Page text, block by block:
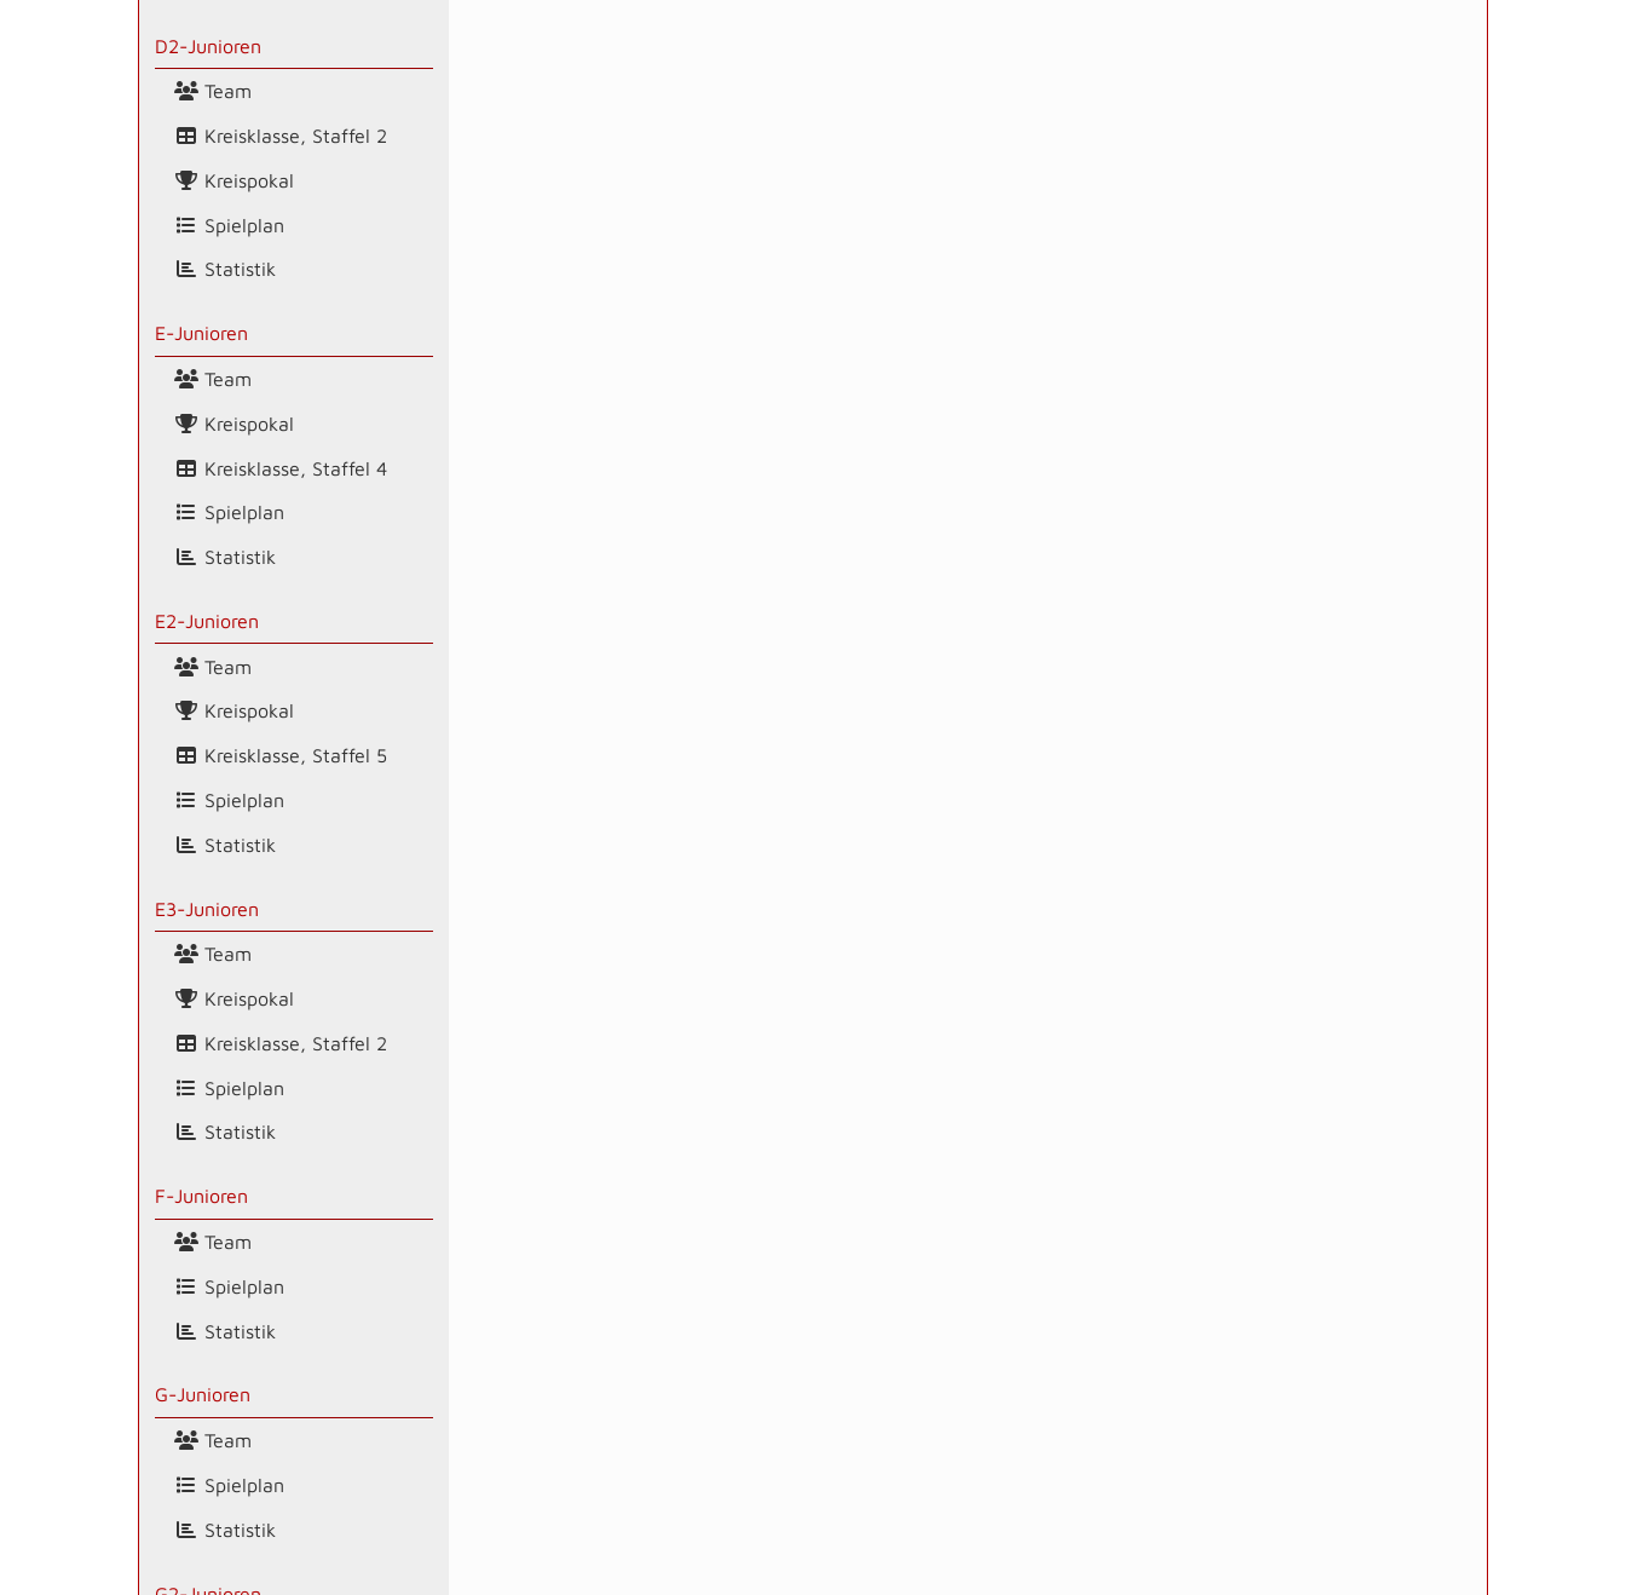
D2-Junioren
Team
Kreisklasse, Staffel 2
Kreispokal
Spielplan
Statistik
E-Junioren
Team
Kreispokal
Kreisklasse, Staffel 4
Spielplan
Statistik
E2-Junioren
Team
Kreispokal
Kreisklasse, Staffel 5
Spielplan
Statistik
E3-Junioren
Team
Kreispokal
Kreisklasse, Staffel 2
Spielplan
Statistik
F-Junioren
Team
Spielplan
Statistik
G-Junioren
Team
Spielplan
Statistik